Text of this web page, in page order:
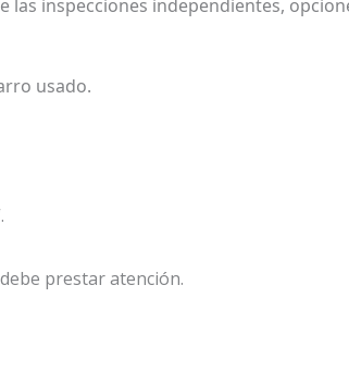
inspecciones independientes,
usado.
prestar atención.